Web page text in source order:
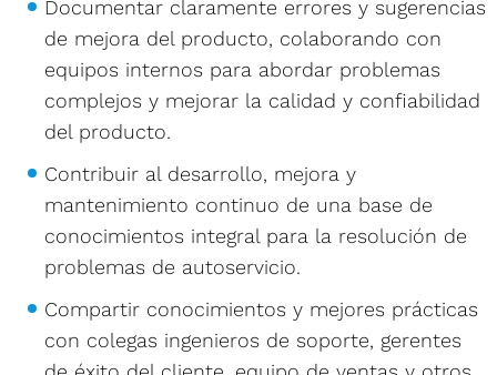
Documentar claramente errores y sugerencias
de mejora del producto, colaborando con
equipos internos para abordar problemas
complejos y mejorar la calidad y confiabilidad
del producto.
Contribuir al desarrollo, mejora y
mantenimiento continuo de una base de
conocimientos integral para la resolución de
problemas de autoservicio.
Compartir conocimientos y mejores prácticas
con colegas ingenieros de soporte, gerentes